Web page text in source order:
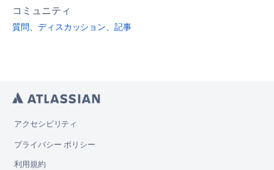
コミュニティ
質問、ディスカッション、記事
アクセシビリティ
プライバシー ポリシー
利用規約